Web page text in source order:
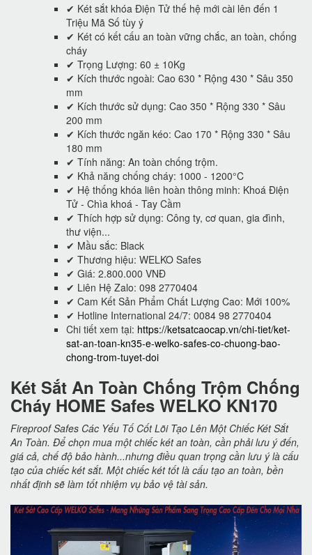
✔ Két sắt khóa Điện Tử thế hệ mới cài lên đến 1
Triệu Mã Số tùy ý
✔ Két có kết cấu an toàn vững chắc, an toàn, chống
cháy
✔ Trọng Lượng: 60 ± 10Kg
✔ Kích thước ngoài: Cao 630 * Rộng 430 * Sâu 350
mm
✔ Kích thước sử dụng: Cao 350 * Rộng 330 * Sâu
200 mm
✔ Kích thước ngăn kéo: Cao 170 * Rộng 330 * Sâu
180 mm
✔ Tính năng: An toàn chống trộm.
✔ Khả năng chống cháy: 1000 - 1200°C
✔ Hệ thống khóa liên hoàn thông minh: Khoá Điện
Tử - Chìa khoá - Tay Cầm
✔ Thích hợp sử dụng: Công ty, cơ quan, gia đình,
thư viện...
✔ Mầu sắc: Black
✔ Thương hiệu: WELKO Safes
✔ Giá: 2.800.000 VNĐ
✔ Liên Hệ Zalo: 098 2770404
✔ Cam Kết Sản Phẩm Chất Lượng Cao: Mới 100%
✔ Hotline International 24/7: 0084 98 2770404
Chi tiết xem tại: https://ketsatcaocap.vn/chi-tiet/ket-
sat-an-toan-kn35-e-welko-safes-co-chuong-bao-
chong-trom-tuyet-doi
Két Sắt An Toàn Chống Trộm Chống
Cháy HOME Safes WELKO KN170
Fireproof Safes Các Yếu Tố Cốt Lõi Tạo Lên Một Chiếc Két Sắt
An Toàn. Để chọn mua một chiếc két an toàn, cần phải lưu ý đến,
giá cả, chế độ bảo hành...nhưng điều quan trọng cần lưu ý là cấu
tạo của chiếc két sắt. Một chiếc két tốt là cấu tạo an toàn, bền
nhất định sẽ làm tốt nhiệm vụ bảo vệ tài sản.